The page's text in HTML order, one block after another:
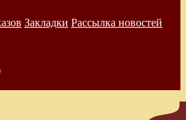
Закладки Рассылка новостей